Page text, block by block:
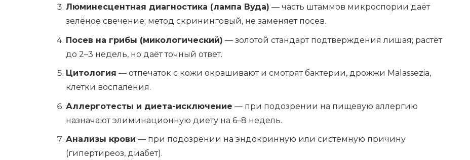
Люминесцентная диагностика (лампа Вуда) — часть штаммов микроспории даёт
зелёное свечение; метод скрининговый, не заменяет посев.
Посев на грибы (микологический) — золотой стандарт подтверждения лишая; растёт
до 2–3 недель, но даёт точный ответ.
Цитология — отпечаток с кожи окрашивают и смотрят бактерии, дрожжи Malassezia,
клетки воспаления.
Аллерготесты и диета-исключение — при подозрении на пищевую аллергию
назначают элиминационную диету на 6–8 недель.
Анализы крови — при подозрении на эндокринную или системную причину
(гипертиреоз, диабет).